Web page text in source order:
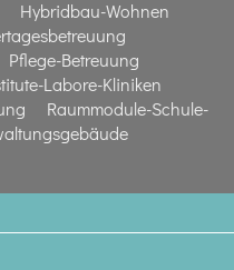
Hybridbau-Wohnen
Pflege-Betreuung
Labore-Kliniken
Raummodule-Schule-